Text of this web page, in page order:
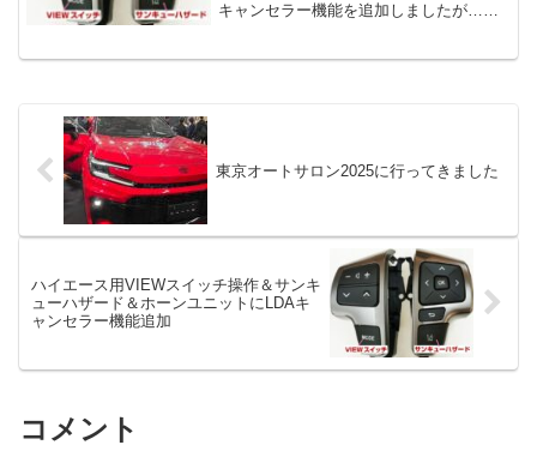
キャンセラー機能を追加しましたが…ご
東京オートサロン2025に行ってきました
ハイエース用VIEWスイッチ操作＆サンキ
ューハザード＆ホーンユニットにLDAキ
ャンセラー機能追加
コメント